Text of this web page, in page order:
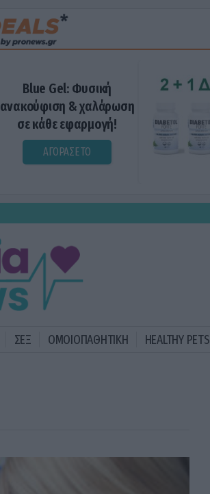
Blue Gel: Φυσική
ανακούφιση & χαλάρωση
σε κάθε εφαρμογή!
ΑΓΟΡΑΣΕ ΤΟ
ΣΕΞ ΟΜΟΙΟΠΑΘΗΤΙΚΗ HEALTHY PETS